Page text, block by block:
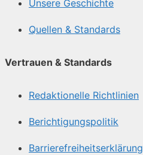
Unsere Geschichte
Quellen & Standards
Vertrauen & Standards
Redaktionelle Richtlinien
Berichtigungspolitik
Barrierefreiheitserklärung